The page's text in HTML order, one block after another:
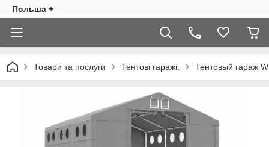
Польша +
Товари та послуги Тентові гаражі. Тентовый гараж